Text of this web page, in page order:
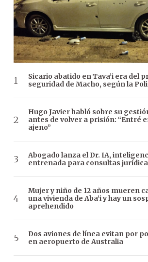
Sicario abatido en Tava’i era del
seguridad de Macho, según la
Hugo Javier habló sobre su
antes de volver a prisión: “Entré
ajeno”
Abogado lanza el Dr. IA,
entrenada para consultas
Mujer y niño de 12 años mueren
una vivienda de Aba’i y hay un
aprehendido
Dos aviones de línea evitan por
en aeropuerto de Australia